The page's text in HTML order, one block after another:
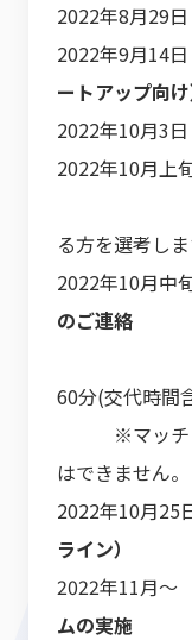
2022年8月
2022年9月
ートアップ向け
2022年10月3
2022年10月上
マッチ
る方を選考しま
2022年10月
のご連絡
10月25
60分(交代時間
※マッチン
はできません。
2022年10月25
ライン）
2022年11月
ムの実施